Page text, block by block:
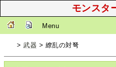
モンスタ
Menu
>武器 > 繚乱の対弩